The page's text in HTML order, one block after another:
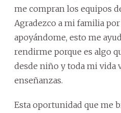
me compran los equipos
Agradezco a mi familia
apoyándome, esto me
rendirme porque es algo
desde niño y toda mi vida
enseñanzas.
Esta oportunidad que me